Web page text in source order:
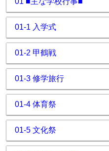
01-1 入学式
01-2 甲鶴戦
01-3 修学旅行
01-4 体育祭
01-5 文化祭